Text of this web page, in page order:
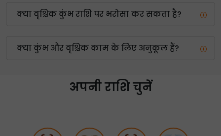
क्या वृश्चिक कुंभ राशि पर भरोसा कर सकता है?
क्या कुंभ और वृश्चिक काम के लिए अनुकूल हैं?
अपनी राशि चुनें